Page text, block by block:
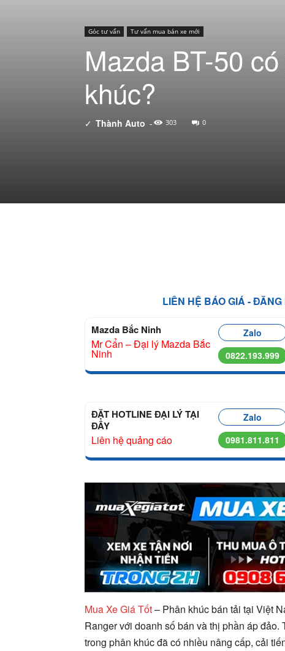
Góc tư vấn Tư vấn mua bán xe mới
Mazda BT-50
khúc?
✓ Thành Auto - 303 0
LIÊN HỆ BÁO GIÁ -
Mazda Bắc Ninh
Mr Cẩn – Đại lý Mazda Bắc
Ninh
Zalo
0822.193.999
ĐẶT HOTLINE ĐẠI LÝ TẠI
ĐÂY
Liên hệ quảng cáo
Zalo
0981.811.811
Mua Xe Giá Tốt– Phân khúc bán tải tại Việt
Ranger với doanh số bán và thị phần áp
trong phân khúc đã có nhiều nâng cấp, cải